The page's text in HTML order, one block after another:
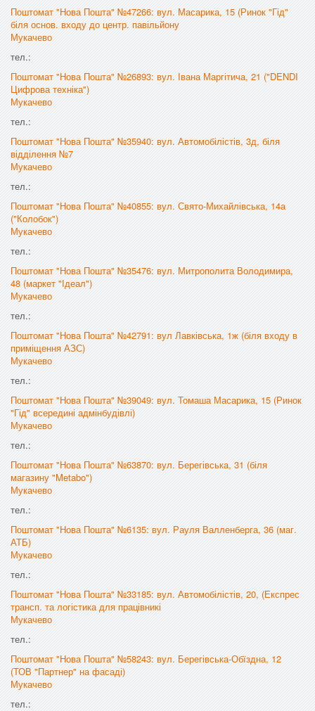
Поштомат "Нова Пошта" №47266: вул. Масарика, 15 (Ринок "Гід"
біля основ. входу до центр. павільйону
Мукачево
тел.:
Поштомат "Нова Пошта" №26893: вул. Івана Маргітича, 21 ("DENDI
Цифрова техніка")
Мукачево
тел.:
Поштомат "Нова Пошта" №35940: вул. Автомобілістів, 3д, біля
відділення №7
Мукачево
тел.:
Поштомат "Нова Пошта" №40855: вул. Свято-Михайлівська, 14а
("Колобок")
Мукачево
тел.:
Поштомат "Нова Пошта" №35476: вул. Митрополита Володимира,
48 (маркет "Ідеал")
Мукачево
тел.:
Поштомат "Нова Пошта" №42791: вул Лавківська, 1ж (біля входу в
приміщення АЗС)
Мукачево
тел.:
Поштомат "Нова Пошта" №39049: вул. Томаша Масарика, 15 (Ринок
"Гід" всередині адмінбудівлі)
Мукачево
тел.:
Поштомат "Нова Пошта" №63870: вул. Берегівська, 31 (біля
магазину "Metabo")
Мукачево
тел.:
Поштомат "Нова Пошта" №6135: вул. Рауля Валленберга, 36 (маг.
АТБ)
Мукачево
тел.:
Поштомат "Нова Пошта" №33185: вул. Автомобілістів, 20, (Експрес
трансп. та логістика для працівникі
Мукачево
тел.:
Поштомат "Нова Пошта" №58243: вул. Берегівська-Обїздна, 12
(ТОВ "Партнер" на фасаді)
Мукачево
тел.: